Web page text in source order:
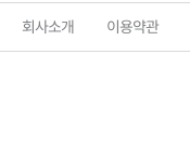
회사소개 이용약관